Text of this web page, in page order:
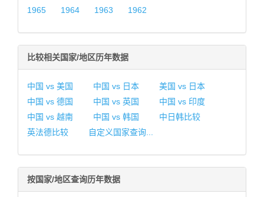
1965
1964 1963 1962
比较相关国家/地区历年数据
中国 vs 美国 中国 vs 日本
美国 vs 日本
中国 vs 德国
中国 vs 英国
中国 vs 印度
中国 vs 越南
中国 vs 韩国
中日韩比较
英法德比较
自定义国家查询...
按国家/地区查询历年数据